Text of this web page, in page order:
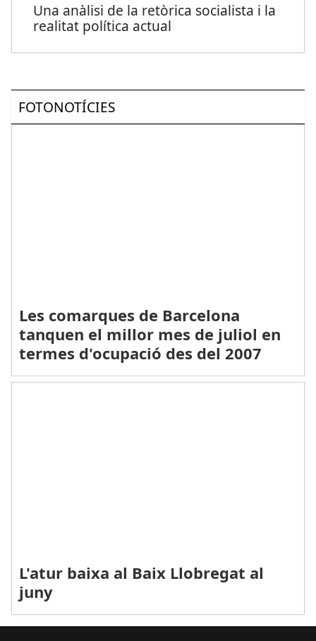
Una anàlisi de la retòrica socialista i la
realitat política actual
FOTONOTÍCIES
Les comarques de Barcelona
tanquen el millor mes de juliol en
termes d'ocupació des del 2007
L'atur baixa al Baix Llobregat al
juny